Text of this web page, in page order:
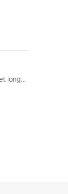
Locations moyenne et longue durée